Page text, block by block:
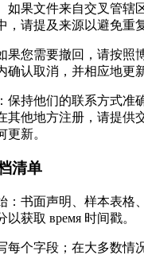
如果文件来自交叉管辖
，请提及来源以避免重复
果您需要撤回，请按照
确认取消，并相应地更
保持他们的联系方式准
其他地方注册，请提供
更新。
清单
：书面声明、样本表格
获取 время 时间戳。
每个字段；在大多数情